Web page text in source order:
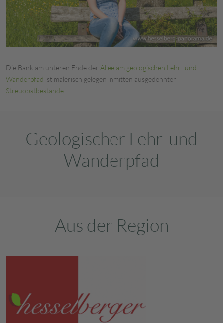
Die Bank am unteren Ende der Allee am geologischen Lehr- und
Wanderpfad ist malerisch gelegen inmitten ausgedehnter
Streuobstbestände
Geologischer Lehr-und
Wanderpfad
Aus der Region